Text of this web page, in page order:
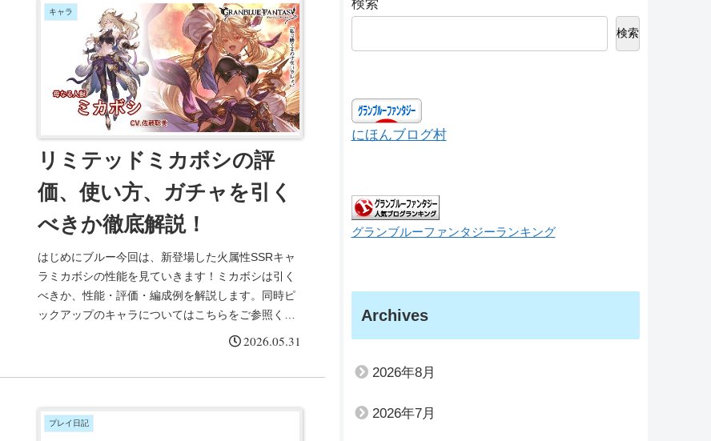
キャラ
リミテッドミカボシの評
価、使い方、ガチャを引く
べきか徹底解説！
はじめにブルー今回は、新登場した火属性SSRキャ
ラミカボシの性能を見ていきます！ミカボシは引く
べきか、性能・評価・編成例を解説します。同時ピ
ックアップのキャラについてはこちらをご参照くだ
さい。ミカボシの性能奥義『ネビュラ・ブラスタ
2026.05.31
プレイ日記
検索
検索
にほんブログ村
グランブルーファンタジーランキング
Archives
2026年8月
2026年7月